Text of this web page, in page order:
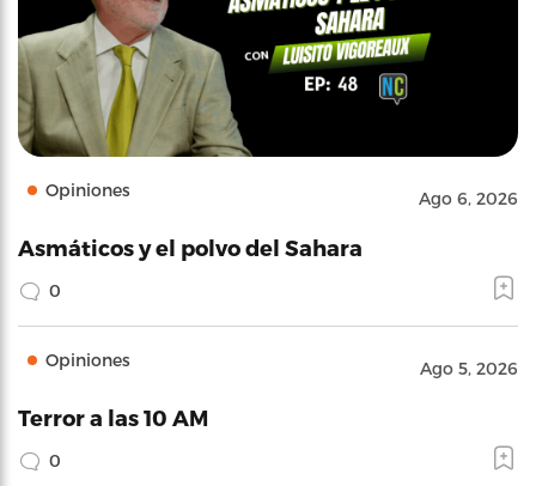
Opiniones Ago 6, 2026
Asmáticos y el polvo del Sahara
0
Opiniones Ago 5, 2026
Terror a las 10 AM
0